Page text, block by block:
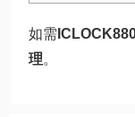
如需
理。